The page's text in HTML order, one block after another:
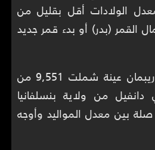
الولادات أقل بقليل من
القمر (بدر) أو بدء قمر جديد
في عام 1957 حلل ريبمان عينة شملت 9,551 من
من ولاية بنسلفانيا
بين معدل المواليد وأوجه